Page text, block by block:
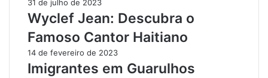
31 de julho de 2023
Wyclef Jean: Descubra o
Famoso Cantor Haitiano
14 de fevereiro de 2023
Imigrantes em Guarulhos